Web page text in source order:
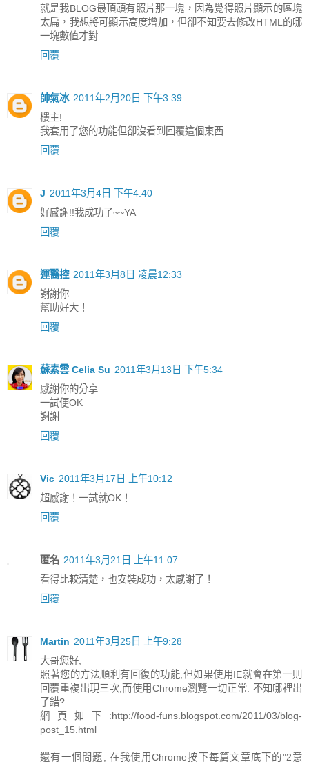
就是我BLOG最頂頭有照片那一塊，因為覺得照片顯示的區塊
太扁，我想將可顯示高度增加，但卻不知要去修改HTML的哪
一塊數值才對
回覆
帥氣冰 2011年2月20日 下午3:39
樓主!
我套用了您的功能但卻沒看到回覆這個東西...
回覆
J 2011年3月4日 下午4:40
好感謝!!我成功了~~YA
回覆
運醫控 2011年3月8日 凌晨12:33
謝謝你
幫助好大！
回覆
蘇素雲 Celia Su 2011年3月13日 下午5:34
感謝你的分享
一試便OK
謝謝
回覆
Vic 2011年3月17日 上午10:12
超感謝！一試就OK！
回覆
匿名 2011年3月21日 上午11:07
看得比較清楚，也安裝成功，太感謝了！
回覆
Martin 2011年3月25日 上午9:28
大哥您好,
照著您的方法順利有回復的功能,但如果使用IE就會在第一則
回覆重複出現三次,而使用Chrome瀏覽一切正常. 不知哪裡出
了錯?
網頁如下:http://food-funs.blogspot.com/2011/03/blog-
post_15.html
還有一個問題, 在我使用Chrome按下每篇文章底下的"2意